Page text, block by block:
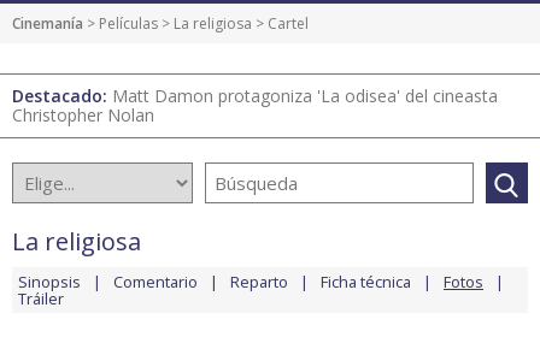
Cinemanía > Películas > La religiosa > Cartel
Destacado: Matt Damon protagoniza 'La odisea' del cineasta
Christopher Nolan
La religiosa
Sinopsis Comentario Reparto Ficha técnica Fotos
Tráiler